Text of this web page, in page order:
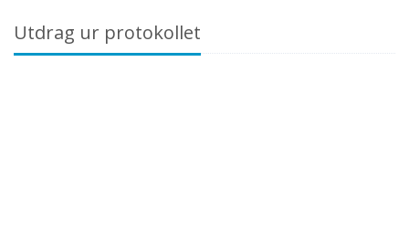
Utdrag ur protokollet